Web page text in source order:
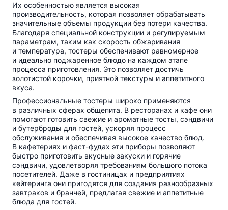
Их особенностью является высокая
производительность, которая позволяет обрабатывать
значительные объемы продукции без потери качества.
Благодаря специальной конструкции и регулируемым
параметрам, таким как скорость обжаривания
и температура, тостеры обеспечивают равномерное
и идеально поджаренное блюдо на каждом этапе
процесса приготовления. Это позволяет достичь
золотистой корочки, приятной текстуры и аппетитного
вкуса.
Профессиональные тостеры широко применяются
в различных сферах общепита. В ресторанах и кафе они
помогают готовить свежие и ароматные тосты, сэндвичи
и бутерброды для гостей, ускоряя процесс
обслуживания и обеспечивая высокое качество блюд.
В кафетериях и фаст-фудах эти приборы позволяют
быстро приготовить вкусные закуски и горячие
сэндвичи, удовлетворяя требованиям большого потока
посетителей. Даже в гостиницах и предприятиях
кейтеринга они пригодятся для создания разнообразных
завтраков и бранчей, предлагая свежие и аппетитные
блюда для гостей.